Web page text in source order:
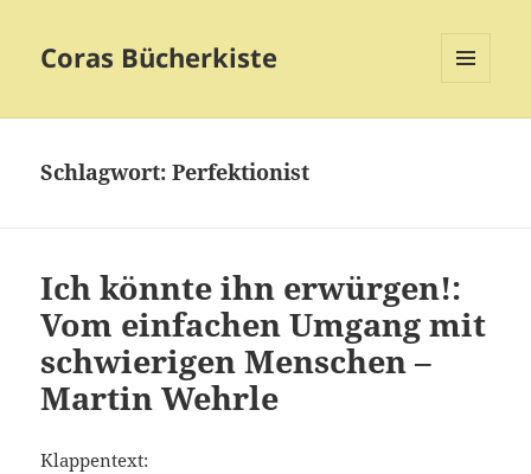
Coras Bücherkiste
Schlagwort:Perfektionist
Ich könnte ihn erwürgen!:
Vom einfachen Umgang mit
schwierigen Menschen –
Martin Wehrle
Klappentext: